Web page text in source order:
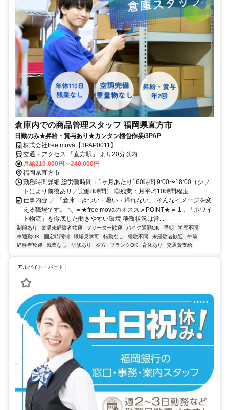
倉庫内での商品管理スタッフ 福岡県直方市
日勤のみ★昇給・賞与あり★カンタン梱包作業/3PAP
株式会社free mova【3PAP0011】
交通・アクセス 「直方駅」 より20分以内
月給210,000円～240,000円
福岡県直方市
勤務時間詳細 総労働時間：1ヶ月あたり160時間 9:00〜18:00（シフ
トにより前後あり／実働8時間） ◎残業：月平均10時間程度
仕事内容 ／ 「倉庫＝きつい・暑い・帰れない」 そんなイメージを変
える職場です。 ＼ ＝★free movaのオススメPOINT★＝ 1．「ホワイ
ト物流」を徹底した働きやすい環境 稼働状況は営...
制服あり 業界未経験者歓迎 フリーター歓迎 バイク通勤OK 早朝
学歴不問
車通勤OK
固定時間制 職場見学可 転勤なし 経験不問 未経験者歓迎
午前
経験者歓迎
残業なし 研修あり 夕方 ブランクOK 育休あり 交通費支給
アルバイト・パート